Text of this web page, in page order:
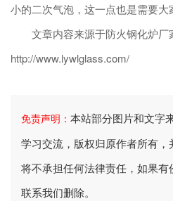
小的二次气泡，这一点也是需要大
文章内容来源于防火钢化炉厂
http://www.lywlglass.com/
免责声明： 本站部分图片和文字
学习交流，版权归原作者所有
将不承担任何法律责任，如果
联系我们删除。